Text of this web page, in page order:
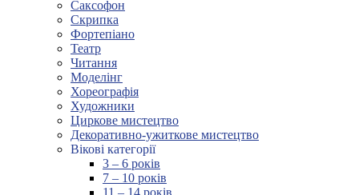
Саксофон
Скрипка
Фортепіано
Театр
Читання
Моделінг
Хореографія
Художники
Циркове мистецтво
Декоративно-ужиткове мистецтво
Вікові категорії
3 – 6 років
7 – 10 років
11 – 14 років